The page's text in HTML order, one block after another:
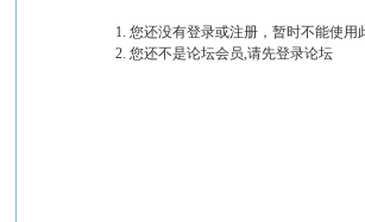
您还没有登录或注册，暂时不能使用
您还不是论坛会员,请先登录论坛